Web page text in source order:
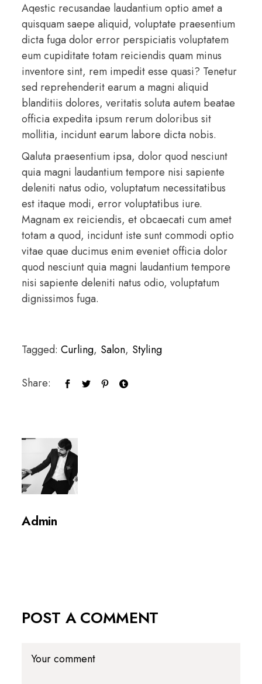
Aqestic recusandae laudantium optio amet a
quisquam saepe aliquid, voluptate praesentium
dicta fuga dolor error perspiciatis voluptatem
eum cupiditate totam reiciendis quam minus
inventore sint, rem impedit esse quasi? Tenetur
sed reprehenderit earum a magni aliquid
blanditiis dolores, veritatis soluta autem beatae
officia expedita ipsum rerum doloribus sit
mollitia, incidunt earum labore dicta nobis.
Qaluta praesentium ipsa, dolor quod nesciunt
quia magni laudantium tempore nisi sapiente
deleniti natus odio, voluptatum necessitatibus
est itaque modi, error voluptatibus iure.
Magnam ex reiciendis, et obcaecati cum amet
totam a quod, incidunt iste sunt commodi optio
vitae quae ducimus enim eveniet officia dolor
quod nesciunt quia magni laudantium tempore
nisi sapiente deleniti natus odio, voluptatum
dignissimos fuga.
Tagged:Curling, Salon, Styling
Share:
Admin
POST A COMMENT